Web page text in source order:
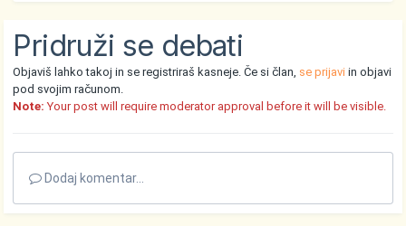
Pridruži se debati
Objaviš lahko takoj in se registriraš kasneje. Če si član, se prijavi in objavi
pod svojim računom.
Note: Your post will require moderator approval before it will be visible.
Dodaj komentar...